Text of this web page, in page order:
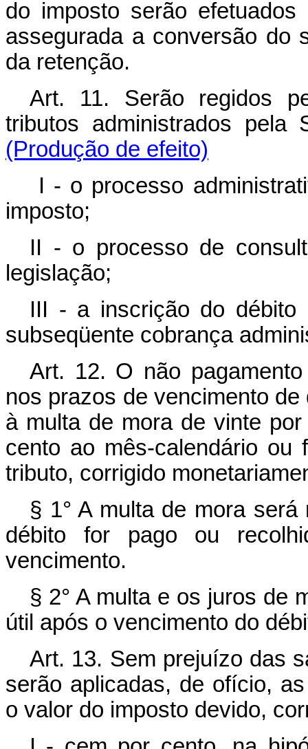
do imposto serão
assegurada a conversão do
da retenção.
Art. 11. Serão regidos
tributos administrados
(Produção de efeito)
I - o processo
imposto;
II - o processo de
legislação;
III - a inscrição do
subseqüente cobrança
Art. 12. O não
nos prazos de vencimento
à multa de mora de vinte
cento ao mês-calendário
tributo, corrigido
§ 1° A multa de mora
débito for pago ou
vencimento.
§ 2° A multa e os juros de
útil após o vencimento do
Art. 13. Sem prejuízo das
serão aplicadas, de ofício,
o valor do imposto devido,